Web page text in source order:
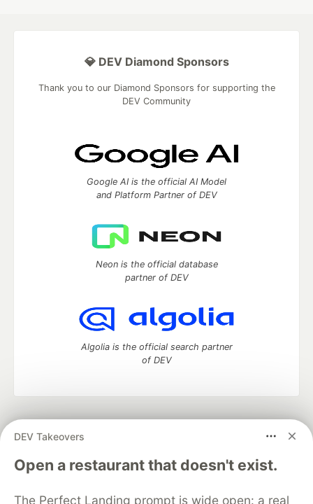
DEV Takeovers
Open a restaurant that doesn't exist.
The Perfect Landing prompt is wide open: a real
💎 DEV Diamond Sponsors
Thank you to our Diamond Sponsors for supporting the
DEV Community
Google AI is the official AI Model
and Platform Partner of DEV
Neon is the official database
partner of DEV
Algolia is the official search partner
of DEV
development and manage your software career
DEV Education Tracks
DEV Help
Advertise on DEV
Free Postgres Database
DEV Shop MLH